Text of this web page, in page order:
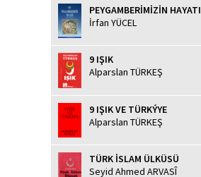
PEYGAMBERİMİZİN HAYATI
İrfan YÜCEL
9 IŞIK
Alparslan TÜRKEŞ
9 IŞIK VE TÜRKÝYE
Alparslan TÜRKEŞ
TÜRK İSLAM ÜLKÜSÜ
Seyid Ahmed ARVASÎ